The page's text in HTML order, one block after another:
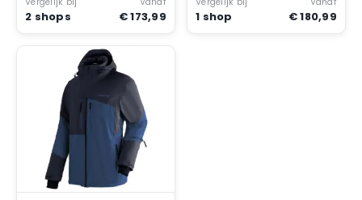
2 shops € 173,99 1 shop € 180,99